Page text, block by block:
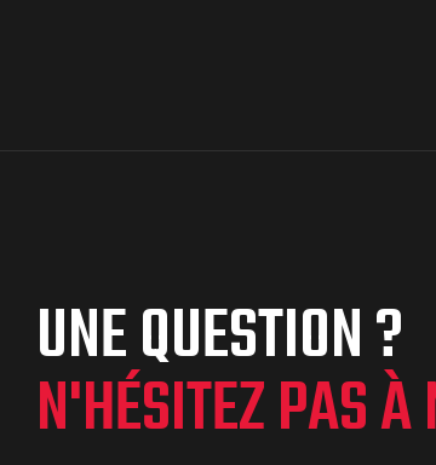
UNE QUESTION ?
N'HÉSITEZ PAS À